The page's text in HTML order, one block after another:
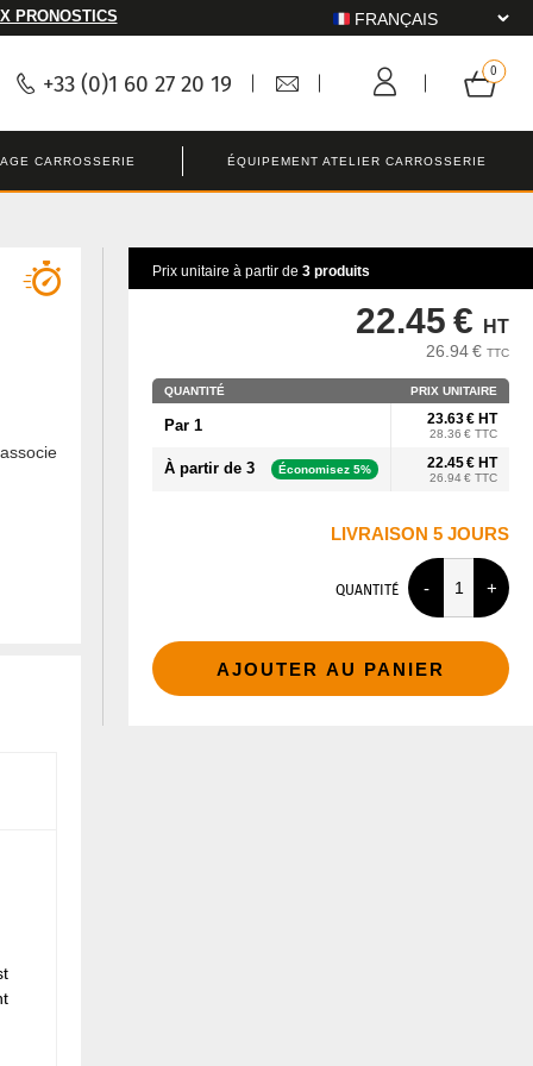
PRONOSTICS
+33 (0)1 60 27 20 19
CARROSSERIE ÉQUIPEMENT ATELIER CARROSSERIE
Prix unitaire à partir de 3 produits
QUANTITÉ PRIX UNITAIRE
Par 1 23.63 € HT
28.36 € TTC
À partir de 3 Économisez 5% 22.45 € HT
26.94 € TTC
LIVRAISON 5 JOURS
22.45 € HT
26.94 € TTC
QUANTITÉ
AJOUTER AU PANIER